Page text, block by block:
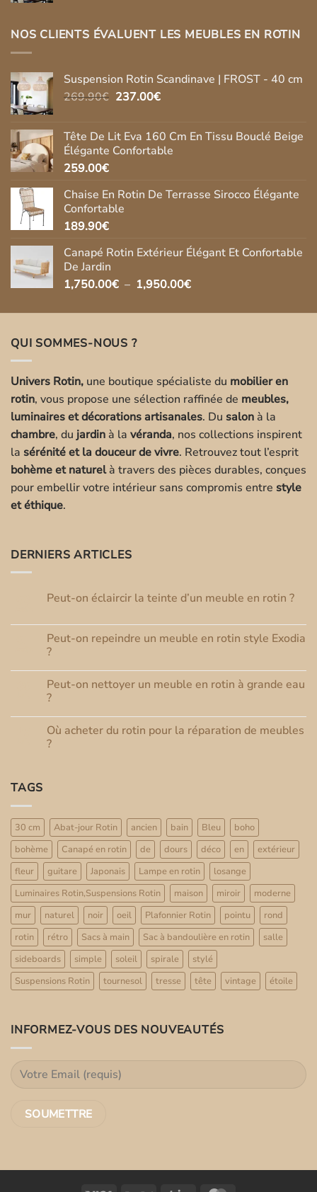
était :
est :
NOS CLIENTS ÉVALUENT LES MEUBLES EN ROTIN
Suspension Rotin Scandinave | FROST - 40 cm
269.90€ Le
était :
269.90€.
237.00€Le
est :
237.00€.
Tête De Lit Eva 160 Cm En Tissu Bouclé Beige
Élégante Confortable
259.00€
Chaise En Rotin De Terrasse Sirocco Élégante
Confortable
189.90€
Canapé Rotin Extérieur Élégant Et Confortable
De Jardin
1,750.00€ – 1,950.00€Plage
prix :
QUI SOMMES-NOUS ?
Univers Rotin, une boutique spécialiste du mobilier en
rotin, vous propose une sélection raffinée de meubles,
luminaires et décorations artisanales. Du salon à la
chambre, du jardin à la véranda, nos collections inspirent
la sérénité et la douceur de vivre. Retrouvez tout l’esprit
bohème et naturelà travers des pièces durables, conçues
pour embellir votre intérieur sans compromis entre style
et éthique.
DERNIERS ARTICLES
Peut-on éclaircir la teinte d’un meuble en rotin ?
commentaire
sur
Peut-
on
éclaircir
la
teinte
d’un
meuble
en
rotin
Peut-on repeindre un meuble en rotin style Exodia
?
sur
Peut-
on
meuble
en
rotin
Peut-on nettoyer un meuble en rotin à grande eau
?
sur
Peut-
on
eau
Où acheter du rotin pour la réparation de meubles
?
pour
réparation
de
meubles
?
TAGS
30 cm Abat-jour Rotin ancien bain Bleu
boho
bohème
Canapé en rotin de dours déco en
extérieur
fleur
guitare Japonais Lampe en rotin
losange
Luminaires Rotin,Suspensions Rotin
maison miroir
moderne
mur
naturel noir oeil Plafonnier Rotin pointu
rond
rotin
rétro Sacs à main Sac à bandoulière en rotin
salle
sideboards
simple soleil spirale
stylé
Suspensions Rotin
tournesol tresse tête vintage étoile
INFORMEZ-VOUS DES NOUVEAUTÉS